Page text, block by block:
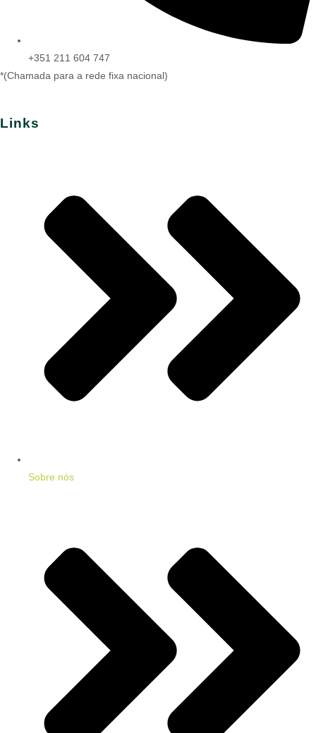
+351 211 604 747
*(Chamada para a rede fixa nacional)
Links
Sobre nós